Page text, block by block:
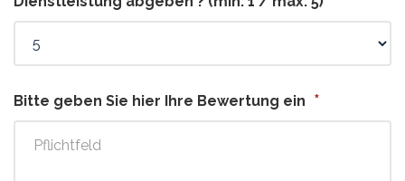
Bitte geben Sie hier Ihre Bewertung ein *